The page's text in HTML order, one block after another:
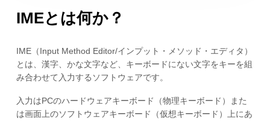
IMEとは何か？
IME（Input Method Editor/インプット・メソッド・エディタ）
とは、漢字、かな文字など、キーボードにない文字をキーを組
み合わせて入力するソフトウェアです。
入力はPCのハードウェアキーボード（物理キーボード）また
は画面上のソフトウェアキーボード（仮想キーボード）上にあ